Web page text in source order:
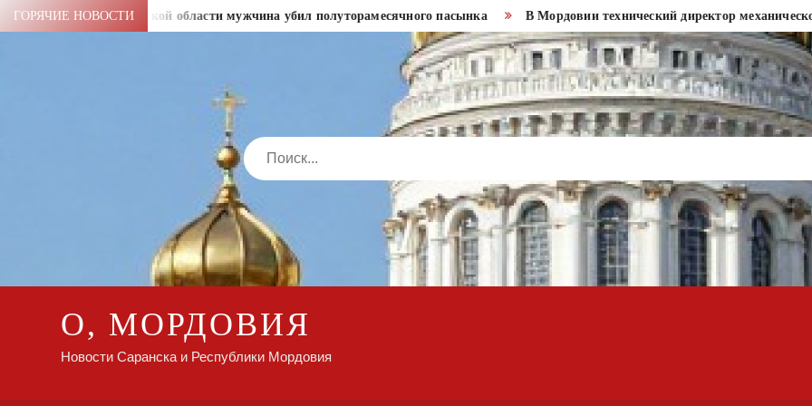
Перейти
к
ГОРЯЧИЕ НОВОСТИВ Амурской области мужчина убил полуторамесячного пасынка В Мордовии технический директор механического
Search
О, МОРДОВИЯ
Новости Саранска и Республики Мордовия